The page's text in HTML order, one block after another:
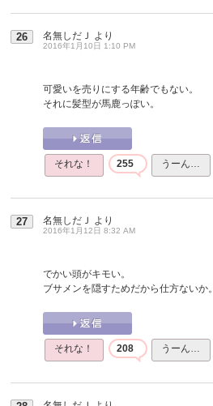
26 名無しだＪ より
2016年1月10日 1:10 PM
可愛いを売りにする年齢でもない。
それに髪型が馬鹿っぽい。
それな！ 255 うーん…
27 名無しだＪ より
2016年1月12日 8:32 AM
でかい頭がキモい。
ブサメンを隠すためだから仕方ないか。
それな！ 208 うーん…